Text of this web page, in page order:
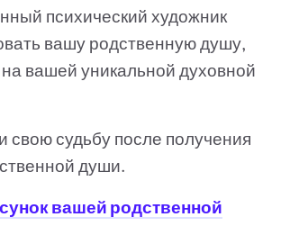
психический художник
вашу родственную душу,
вашей уникальной духовной
свою судьбу после получения
души.
вашей родственной